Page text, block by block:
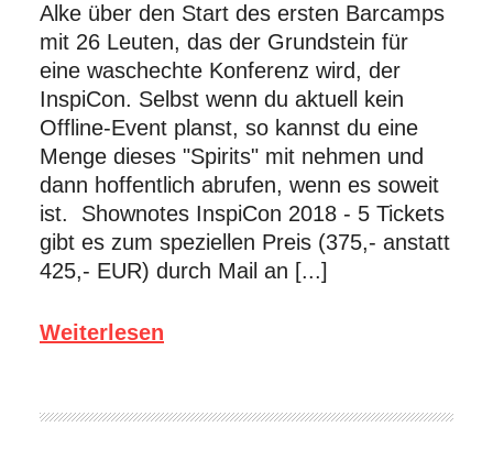
Alke über den Start des ersten Barcamps
mit 26 Leuten, das der Grundstein für
eine waschechte Konferenz wird, der
InspiCon. Selbst wenn du aktuell kein
Offline-Event planst, so kannst du eine
Menge dieses "Spirits" mit nehmen und
dann hoffentlich abrufen, wenn es soweit
ist. Shownotes InspiCon 2018 - 5 Tickets
gibt es zum speziellen Preis (375,- anstatt
425,- EUR) durch Mail an [...]
Weiterlesen